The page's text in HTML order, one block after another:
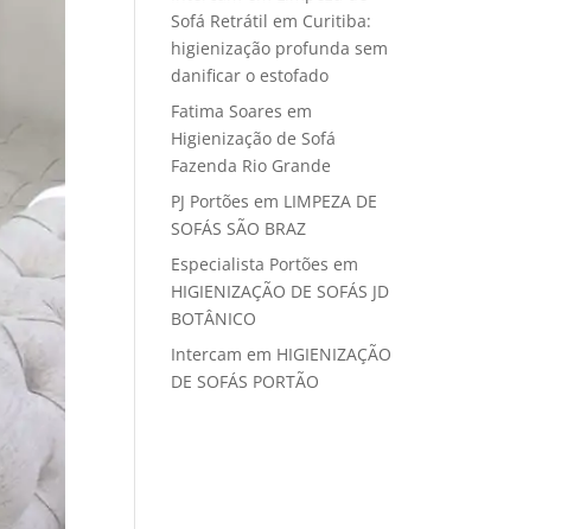
Sofá Retrátil em Curitiba:
higienização profunda sem
danificar o estofado
Fatima Soares em
Higienização de Sofá
Fazenda Rio Grande
PJ Portões em LIMPEZA DE
SOFÁS SÃO BRAZ
Especialista Portões em
HIGIENIZAÇÃO DE SOFÁS JD
BOTÂNICO
Intercam em HIGIENIZAÇÃO
DE SOFÁS PORTÃO